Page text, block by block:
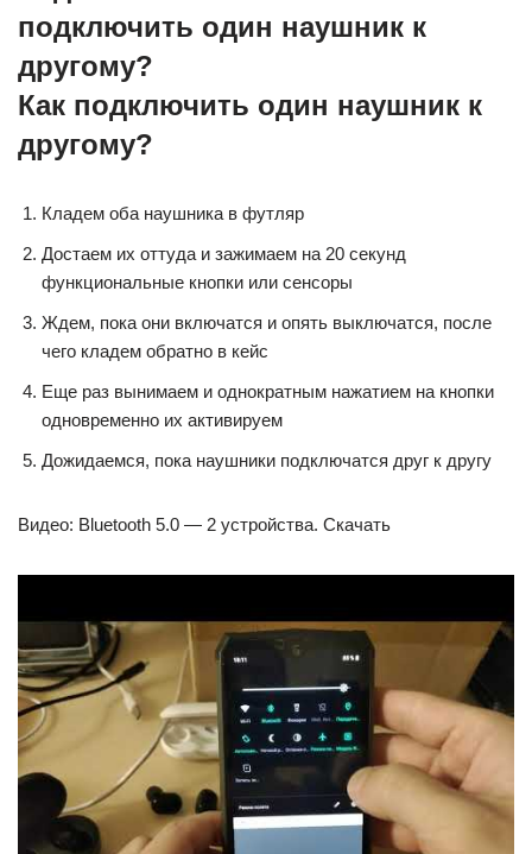
Как подключить один наушник к
другому?
Кладем оба наушника в футляр
Достаем их оттуда и зажимаем на 20 секунд
функциональные кнопки или сенсоры
Ждем, пока они включатся и опять выключатся, после
чего кладем обратно в кейс
Еще раз вынимаем и однократным нажатием на кнопки
одновременно их активируем
Дожидаемся, пока наушники подключатся друг к другу
Видео: Bluetooth 5.0 — 2 устройства. Скачать